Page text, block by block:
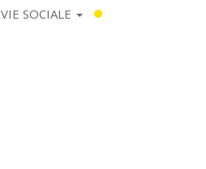
VIE SOCIALE